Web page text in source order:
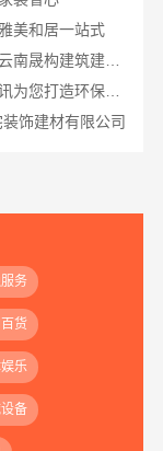
美和居一站式
盘龙重钢装配式别墅保温隔热，云南晟构建筑建材有限公司专业施工
个性化装饰怎么样？南京市创亿讯为您打造环保家装
饰建材有限公司
务
百货
乐
备